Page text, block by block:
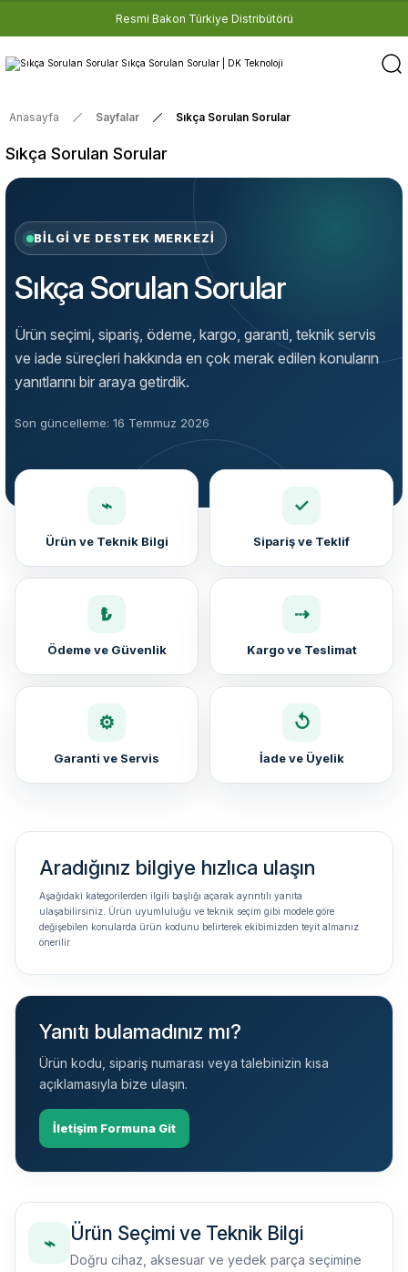
3 Yıl Garanti • Teknik Servis • Orijinal Yedek
Anasayfa Sayfalar Sıkça Sorulan Sorular
Sıkça Sorulan Sorular
BILGI VE DESTEK MERKEZI
Sıkça Sorulan Sorular
Ürün seçimi, sipariş, ödeme, kargo, garanti, teknik servis
ve iade süreçleri hakkında en çok merak edilen konuların
yanıtlarını bir araya getirdik.
Son güncelleme: 16 Temmuz 2026
⌁
Ürün ve Teknik Bilgi
✓
Sipariş ve Teklif
₺
Ödeme ve Güvenlik
⇢
Kargo ve Teslimat
⚙
Garanti ve Servis
↺
İade ve Üyelik
Aradığınız bilgiye hızlıca ulaşın
Aşağıdaki kategorilerden ilgili başlığı açarak ayrıntılı yanıta
ulaşabilirsiniz. Ürün uyumluluğu ve teknik seçim gibi modele göre
değişebilen konularda ürün kodunu belirterek ekibimizden teyit almanız
önerilir.
Yanıtı bulamadınız mı?
Ürün kodu, sipariş numarası veya talebinizin kısa
açıklamasıyla bize ulaşın.
İletişim Formuna Git
⌁ Ürün Seçimi ve Teknik Bilgi
Doğru cihaz, aksesuar ve yedek parça seçimine